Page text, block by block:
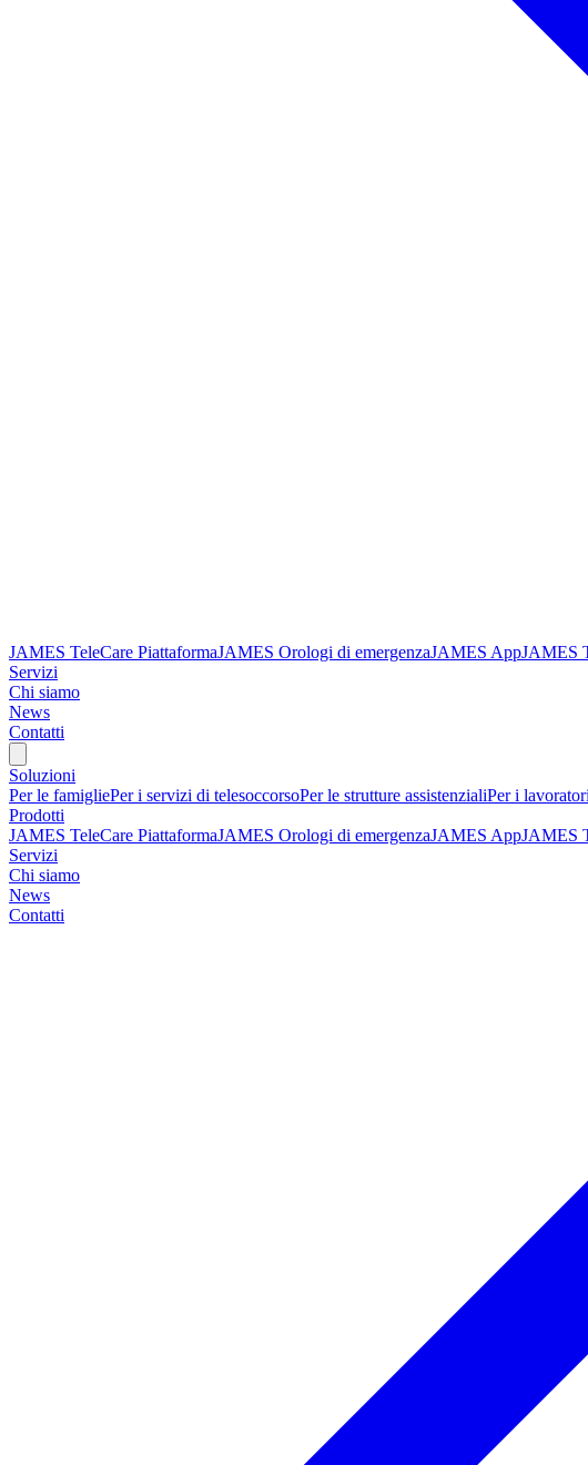
JAMES TeleCare PiattaformaJAMES Orologi di emergenzaJAMES AppJAMES
Servizi
Chi siamo
News
Contatti
Soluzioni
Per le famigliePer i servizi di telesoccorsoPer le strutture assistenzialiPer i
Prodotti
JAMES TeleCare PiattaformaJAMES Orologi di emergenzaJAMES AppJAMES
Servizi
Chi siamo
News
Contatti